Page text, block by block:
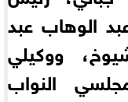
الوهاب عبد
ووكيلي
النواب